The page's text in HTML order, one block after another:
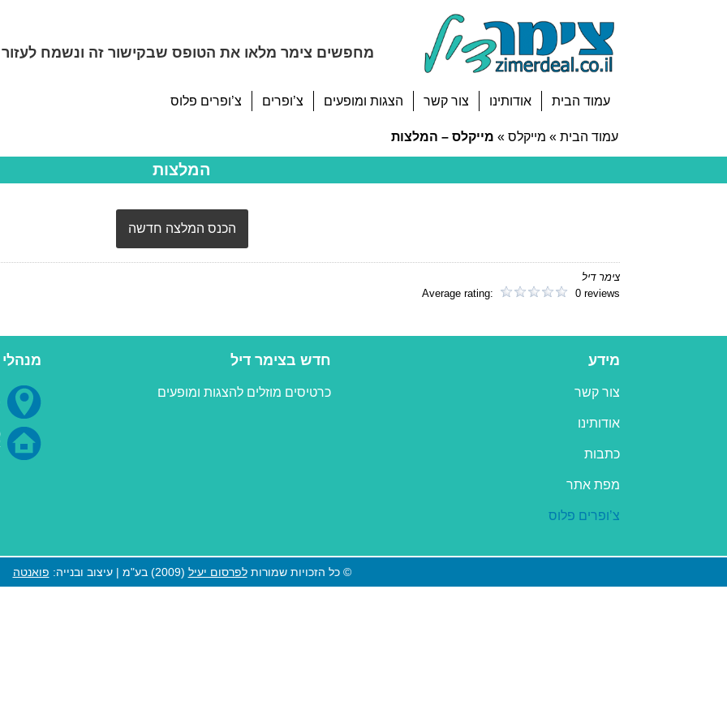
מחפשים צימר מלאו את הטופס שבקישור זה ונשמח
עמוד הבית אודותינו צור קשר הצגות ומופעים צ’ופרים צ’ופרים פלוס
עמוד הבית » מייקלס » מייקלס – המלצות
המלצות
הכנס המלצה חדשה
צימר דיל
Average rating:
0 reviews
מידע
צור קשר
אודותינו
כתבות
מפת אתר
צ’ופרים פלוס
חדש בצימר דיל
כרטיסים מוזלים להצגות ומופעים
© כל הזכויות שמורותלפרסום יעיל (2009) בע"מ | עיצוב ובנייה: פואנטה